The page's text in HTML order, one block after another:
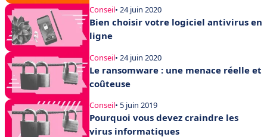
Conseil• 24 juin 2020
Bien choisir votre logiciel antivirus en
ligne
Conseil• 24 juin 2020
Le ransomware : une menace réelle et
coûteuse
Conseil• 5 juin 2019
Pourquoi vous devez craindre les
virus informatiques